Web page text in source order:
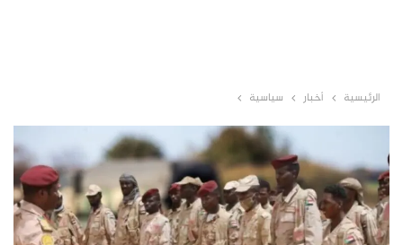
الرئيسية أخبار سياسية